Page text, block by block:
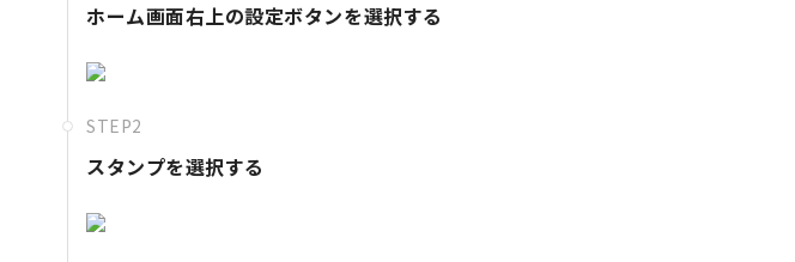
ホーム画面右上の設定ボタンを選択する
STEP2
スタンプを選択する